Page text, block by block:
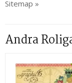
Sitemap »
Andra